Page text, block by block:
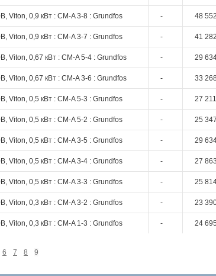
Viton, 0,9 кВт : CM-A 3-8 : Grundfos - 48
Viton, 0,9 кВт : CM-A 3-7 : Grundfos - 41
Viton, 0,67 кВт : CM-A 5-4 : Grundfos - 29
Viton, 0,67 кВт : CM-A 3-6 : Grundfos - 33
Viton, 0,5 кВт : CM-A 5-3 : Grundfos - 27
Viton, 0,5 кВт : CM-A 5-2 : Grundfos - 25
Viton, 0,5 кВт : CM-A 3-5 : Grundfos - 29
Viton, 0,5 кВт : CM-A 3-4 : Grundfos - 27
Viton, 0,5 кВт : CM-A 3-3 : Grundfos - 25
Viton, 0,3 кВт : CM-A 3-2 : Grundfos - 23
Viton, 0,3 кВт : CM-A 1-3 : Grundfos - 24
6 7 8 9